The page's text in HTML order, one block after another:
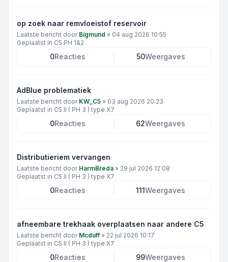
op zoek naar remvloeistof reservoir
Laatste bericht door Bigmund » 04 aug 2026 10:55
Geplaatst in C5 PH 1&2
0Reacties 50Weergaves
AdBlue problematiek
Laatste bericht door KW_C5 » 03 aug 2026 20:23
Geplaatst in C5 II ( PH 3 ) type X7
0Reacties 62Weergaves
Distributieriem vervangen
Laatste bericht door HarmBreda » 29 jul 2026 12:08
Geplaatst in C5 II ( PH 3 ) type X7
0Reacties 111Weergaves
afneembare trekhaak overplaatsen naar andere C5
Laatste bericht door Mcduff» 22 jul 2026 10:17
Geplaatst in C5 II ( PH 3 ) type X7
0Reacties 99Weergaves